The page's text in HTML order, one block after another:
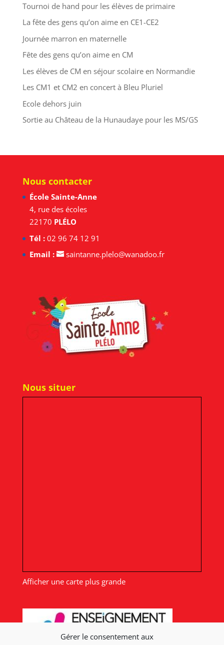
Gérer le consentement aux
Tournoi de hand pour les élèves de primaire
La fête des gens qu’on aime en CE1-CE2
Journée marron en maternelle
Fête des gens qu’on aime en CM
Les élèves de CM en séjour scolaire en Normandie
Les CM1 et CM2 en concert à Bleu Pluriel
Ecole dehors juin
Sortie au Château de la Hunaudaye pour les MS/GS
Nous contacter
École Sainte-Anne
4, rue des écoles
22170 PLÉLO
Tél :02 96 74 12 91
Email :
saintanne.plelo@wanadoo.fr
Nous situer
Afficher une carte plus grande